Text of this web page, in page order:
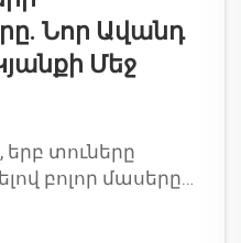
Նոր Ավանդ
Մեջ
երբ տուները
բոլոր մասերը
մարդիկ
Դա ինչ որ նման էր